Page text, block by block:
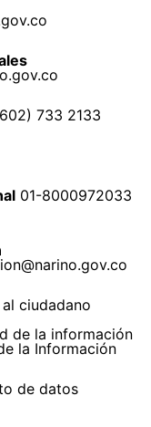
733 2133
01-8000972033
ciudadano
de la información
la Información
de datos